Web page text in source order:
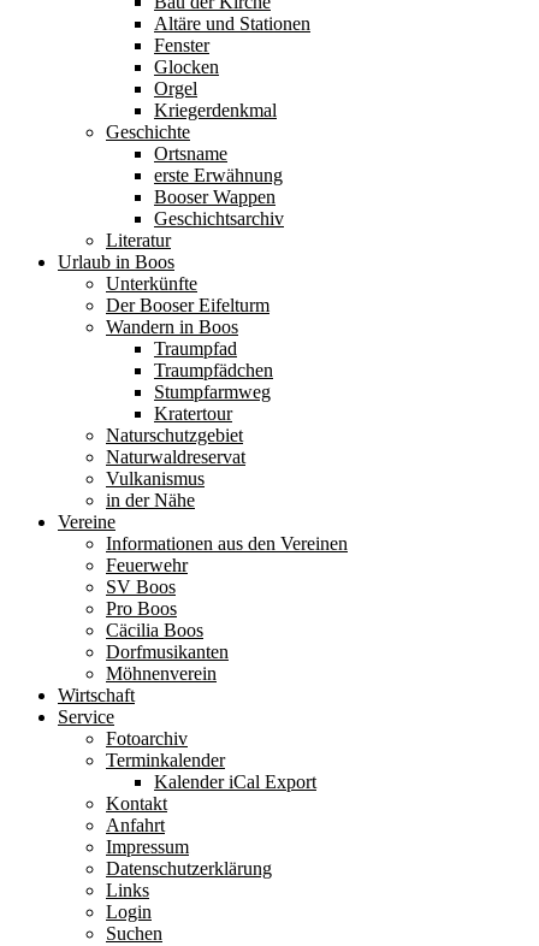
Altäre und Stationen
Fenster
Glocken
Orgel
Kriegerdenkmal
Geschichte
Ortsname
erste Erwähnung
Booser Wappen
Geschichtsarchiv
Literatur
Urlaub in Boos
Unterkünfte
Der Booser Eifelturm
Wandern in Boos
Traumpfad
Traumpfädchen
Stumpfarmweg
Kratertour
Naturschutzgebiet
Naturwaldreservat
Vulkanismus
in der Nähe
Vereine
Informationen aus den Vereinen
Feuerwehr
SV Boos
Pro Boos
Cäcilia Boos
Dorfmusikanten
Möhnenverein
Wirtschaft
Service
Fotoarchiv
Terminkalender
Kalender iCal Export
Kontakt
Anfahrt
Impressum
Datenschutzerklärung
Links
Login
Suchen